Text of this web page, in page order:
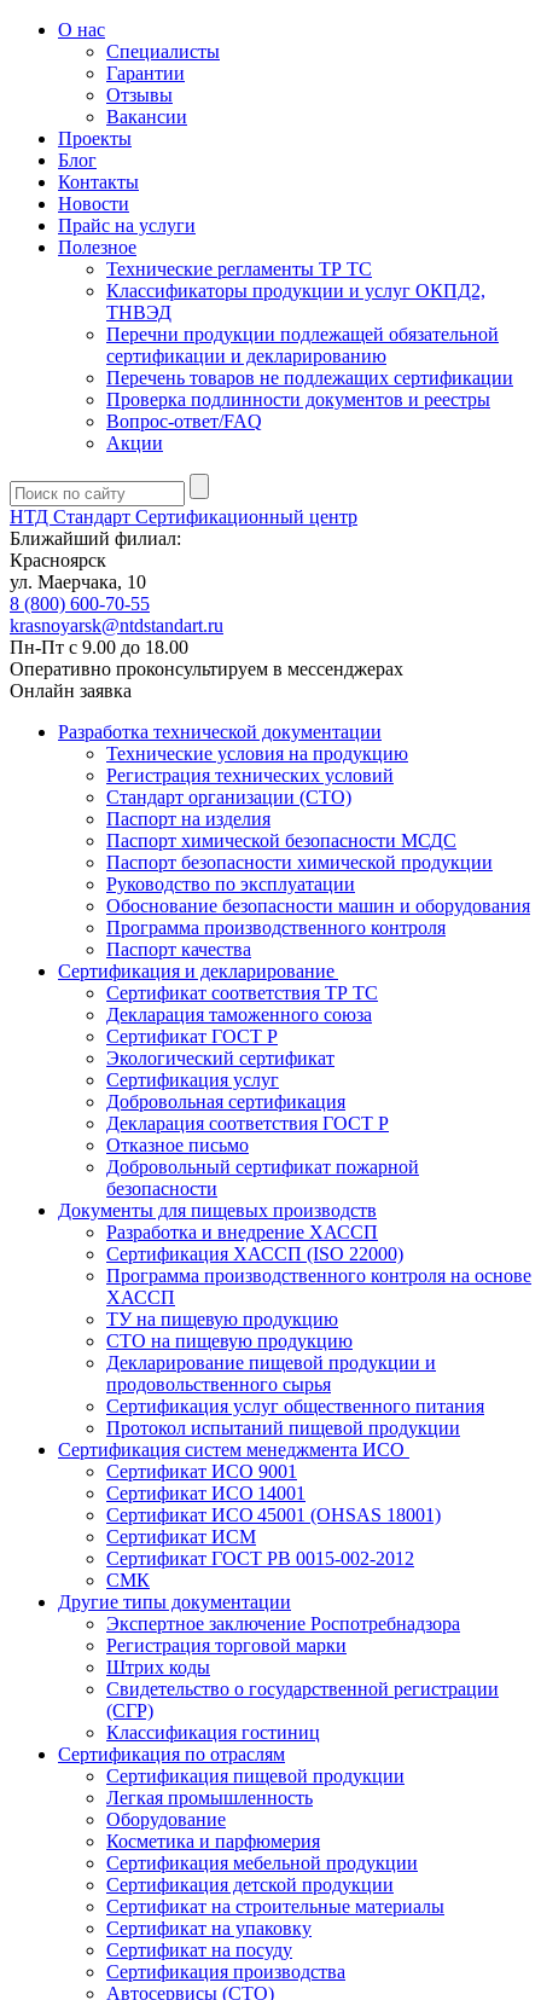
О нас
Специалисты
Гарантии
Отзывы
Вакансии
Проекты
Блог
Контакты
Новости
Прайс на услуги
Полезное
Технические регламенты ТР ТС
Классификаторы продукции и услуг ОКПД2,
ТНВЭД
Перечни продукции подлежащей обязательной
сертификации и декларированию
Перечень товаров не подлежащих сертификации
Проверка подлинности документов и реестры
Вопрос-ответ/FAQ
Акции
НТД Стандарт Сертификационный центр
Ближайший филиал:
Красноярск
ул. ​​​Маерчака, 10
8 (800) 600-70-55
krasnoyarsk@ntdstandart.ru
Пн-Пт с 9.00 до 18.00
Оперативно проконсультируем в мессенджерах
Онлайн заявка
Разработка технической документации
Технические условия на продукцию
Регистрация технических условий
Стандарт организации (СТО)
Паспорт на изделия
Паспорт химической безопасности МСДС
Паспорт безопасности химической продукции
Руководство по эксплуатации
Обоснование безопасности машин и оборудования
Программа производственного контроля
Паспорт качества
Сертификация и декларирование
Сертификат соответствия ТР ТС
Декларация таможенного союза
Сертификат ГОСТ Р
Экологический сертификат
Сертификация услуг
Добровольная сертификация
Декларация соответствия ГОСТ Р
Отказное письмо
Добровольный сертификат пожарной
безопасности
Документы для пищевых производств
Разработка и внедрение ХАССП
Сертификация ХАССП (ISO 22000)
Программа производственного контроля на основе
ХАССП
ТУ на пищевую продукцию
СТО на пищевую продукцию
Декларирование пищевой продукции и
продовольственного сырья
Сертификация услуг общественного питания
Протокол испытаний пищевой продукции
Сертификация систем менеджмента ИСО
Сертификат ИСО 9001
Сертификат ИСО 14001
Сертификат ИСО 45001 (OHSAS 18001)
Сертификат ИСМ
Сертификат ГОСТ РВ 0015-002-2012
СМК
Другие типы документации
Экспертное заключение Роспотребнадзора
Регистрация торговой марки
Штрих коды
Свидетельство о государственной регистрации
(СГР)
Классификация гостиниц
Сертификация по отраслям
Сертификация пищевой продукции
Легкая промышленность
Оборудование
Косметика и парфюмерия
Сертификация мебельной продукции
Сертификация детской продукции
Сертификат на строительные материалы
Сертификат на упаковку
Сертификат на посуду
Сертификация производства
Автосервисы (СТО)